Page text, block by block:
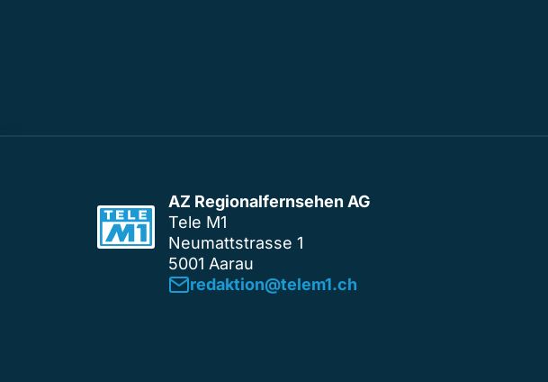
AZ Regionalfernsehen AG
Tele M1
Neumattstrasse 1
5001 Aarau
redaktion@telem1.ch